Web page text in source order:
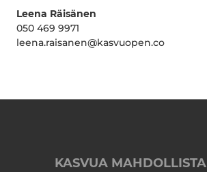
Leena Räisänen
050 469 9971
leena.raisanen@kasvuopen.co
KASVUA